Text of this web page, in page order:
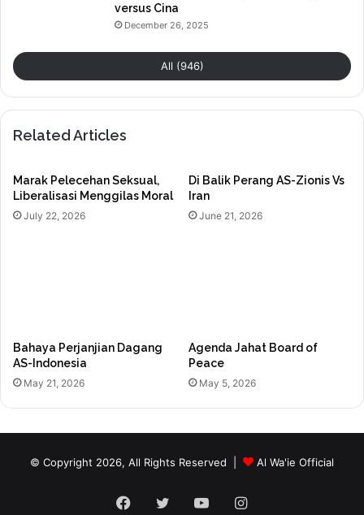
versus Cina
December 26, 2025
All (946)
Related Articles
Marak Pelecehan Seksual,
Liberalisasi Menggilas Moral
July 22, 2026
Di Balik Perang AS-Zionis Vs
Iran
June 21, 2026
© Copyright 2026, All Rights Reserved |
Facebook
TwitterYouTubeInstagram